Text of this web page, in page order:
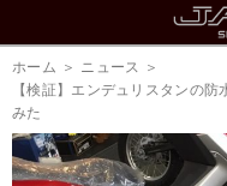
ホーム
ニュース
【検証】エンデュリスタンの
みた